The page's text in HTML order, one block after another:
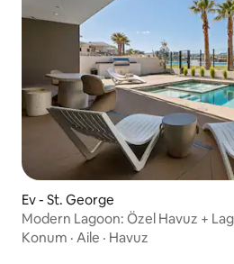
Ev - St. George
Modern Lagoon: Özel Havuz +
Konum · Aile · Havuz